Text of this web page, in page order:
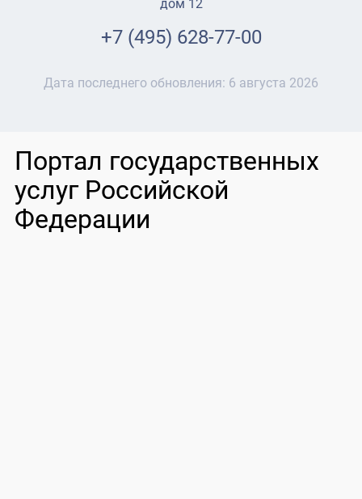
дом 12
+7 (495) 628-77-00
Дата последнего обновления: 6 августа 2026
Портал государственных
услуг Российской
Федерации